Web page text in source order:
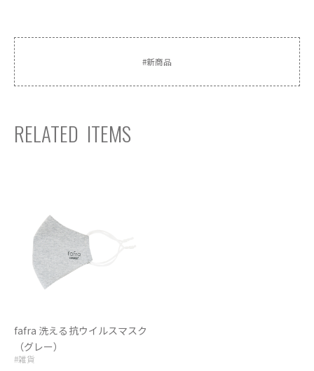
#新商品
RELATED ITEMS
fafra 洗える抗ウイルスマスク
（グレー）
#雑貨